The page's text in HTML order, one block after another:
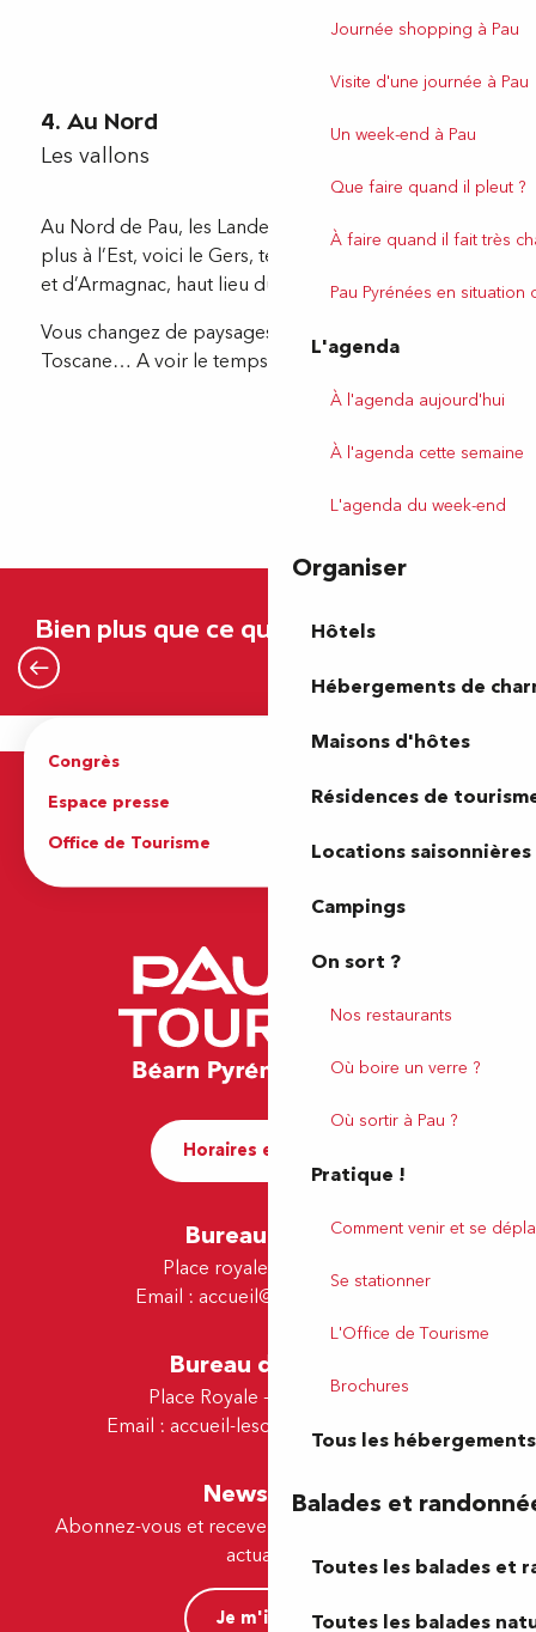
Journée shopping à Pau
Visite d'une journée à Pau
Un week-end à Pau
Que faire quand il pleut ?
À faire quand il fait très
Pau Pyrénées en situation
L'agenda
À l'agenda aujourd'hui
À l'agenda cette semaine
L'agenda du week-end
Organiser
Hôtels
Hébergements de
Maisons d'hôtes
Résidences de
Locations saisonnières
Campings
On sort ?
Nos restaurants
Où boire un verre ?
Où sortir à Pau ?
Pratique !
Comment venir et se
Se stationner
L'Office de Tourisme
Brochures
Tous les hébergements
Balades et
Toutes les balades et
Toutes les balades
4. Au Nord
Les vallons
Au Nord de Pau, les Landes et la Chalosse et un peu
plus à l’Est, voici le Gers, terres des Mousquetaires
et d’Armagnac, haut lieu du Jazz l’été, à Marciac.
Vous changez de paysages : certains parlent de
Toscane… A voir le temps d’une échappée nature.
Bien plus que ce que vous attendiez
Le Béarn
Congrès
Espace presse
Brochures
Office de Tourisme
Horaires et contact
Bureau de Pau
Place royale - 64000 Pau
Email : accueil@tourismepau.fr
Bureau de Lescar
Place Royale - 64230 Lescar
Email : accueil-lescar@tourismepau.fr
Newsletter
Abonnez-vous et recevez par e-mail nos offres et
actualités.
Je m'inscris